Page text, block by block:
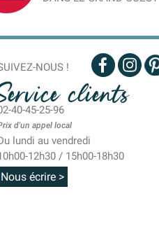
NOUS !
clients
40-45-25-96
d'un appel local
lundi au vendredi
12h30 / 15h00-18h30
Nous écrire >